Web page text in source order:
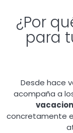
¿Por
para
Desde hace
acompaña a
concretamente